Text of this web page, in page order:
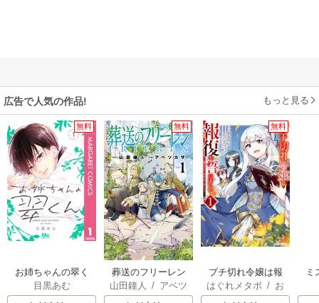
広告で人気の作品! もっと見る
無料
お姉ちゃんの翠く
ん
目黒あむ
無料
葬送のフリーレン
山田鐘人 / アベツ
カサ
無料
ブチ切れ令嬢は報
復を誓いました。
はぐれメタボ / お
おのいも /
ミ